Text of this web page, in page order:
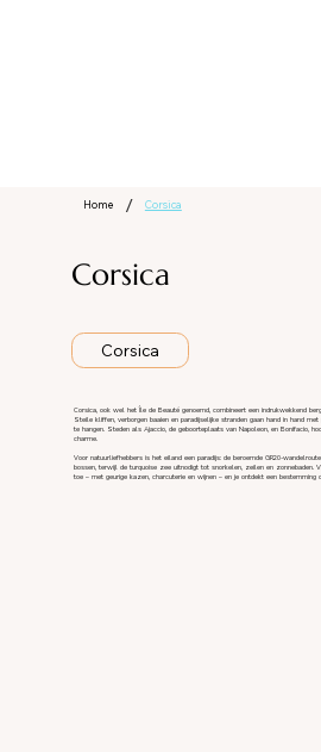
Home / Corsica
Corsica
Corsica
Corsica, ook wel het Île de Beauté genoemd, combineert een indrukwekkend
Steile kliffen, verborgen baaien en paradijselijke stranden gaan hand in hand
te hangen. Steden als Ajaccio, de geboorteplaats van Napoleon, en Bonifacio,
charme.
Voor natuurliefhebbers is het eiland een paradijs: de beroemde GR20-
bossen, terwijl de turquoise zee uitnodigt tot snorkelen, zeilen en zonnebaden.
toe – met geurige kazen, charcuterie en wijnen – en je ontdekt een bestemming